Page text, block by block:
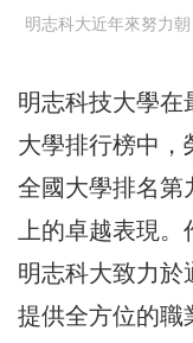
明志科大近年來努力
明志科技大學在
大學排行榜中，
全國大學排名第
上的卓越表現
明志科大致力於
提供全方位的職